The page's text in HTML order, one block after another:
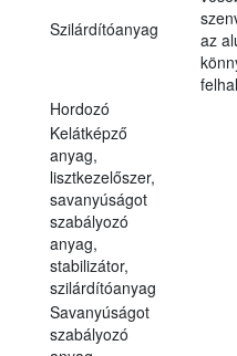
Szilárdítóanyag
az
Hordozó
Kelátképző
anyag,
lisztkezelőszer,
savanyúságot
szabályozó
anyag,
stabilizátor,
szilárdítóanyag
Savanyúságot
szabályozó